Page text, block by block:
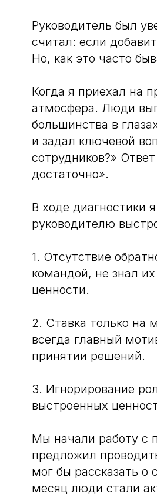
Руководитель был
считал: если
Но, как это часто
Когда я приехал на
атмосфера. Люди
большинства в
и задал ключевой
сотрудников?»
достаточно».
В ходе диагностики
руководителю
1. Отсутствие
командой, не знал
ценности.
2. Ставка только на
всегда главный
принятии решений.
3. Игнорирование
выстроенных
Мы начали работу с
предложил
мог бы рассказать
месяц люди стали